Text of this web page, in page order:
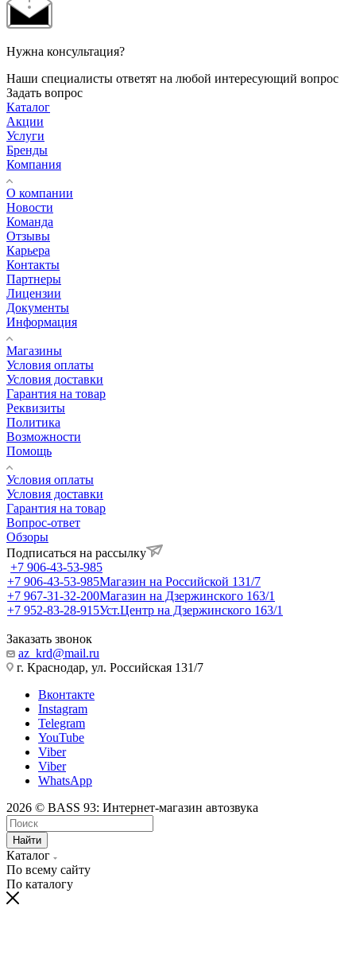
Нужна консультация?
Наши специалисты ответят на любой интересующий вопрос
Задать вопрос
Каталог
Акции
Услуги
Бренды
Компания
О компании
Новости
Команда
Отзывы
Карьера
Контакты
Партнеры
Лицензии
Документы
Информация
Магазины
Условия оплаты
Условия доставки
Гарантия на товар
Реквизиты
Политика
Возможности
Помощь
Условия оплаты
Условия доставки
Гарантия на товар
Вопрос-ответ
Обзоры
Подписаться на рассылку
+7 906-43-53-985
+7 906-43-53-985Магазин на Российской 131/7
+7 967-31-32-200Магазин на Дзержинского 163/1
+7 952-83-28-915Уст.Центр на Дзержинского 163/1
Заказать звонок
az_krd@mail.ru
г. Краснодар, ул. Российская 131/7
Вконтакте
Instagram
Telegram
YouTube
Viber
Viber
WhatsApp
2026 © BASS 93: Интернет-магазин автозвука
Найти
Каталог
По всему сайту
По каталогу